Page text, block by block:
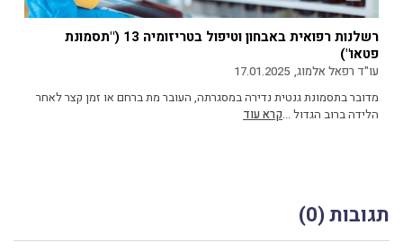
רשלנות רפואית באבחון וטיפול בטריזומיה 13 ("תסמונת
פטאו")
עו"ד רפאל אלמוג, 17.01.2025
מדובר בתסמונת גנטית נדירה במסגרתה, העובר מת ברחם או זמן קצר לאחר
הלידה ברוב הגדול ...קרא עוד
תגובות (0)